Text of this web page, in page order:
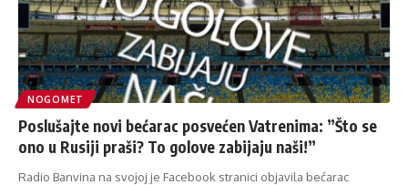
NOGOMET
Poslušajte novi bećarac posvećen Vatrenima: ”Što se
ono u Rusiji praši? To golove zabijaju naši!”
Radio Banvina na svojoj je Facebook stranici objavila bećarac